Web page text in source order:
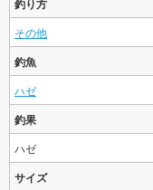
釣り方
その他
釣魚
ハゼ
釣果
ハゼ
サイズ